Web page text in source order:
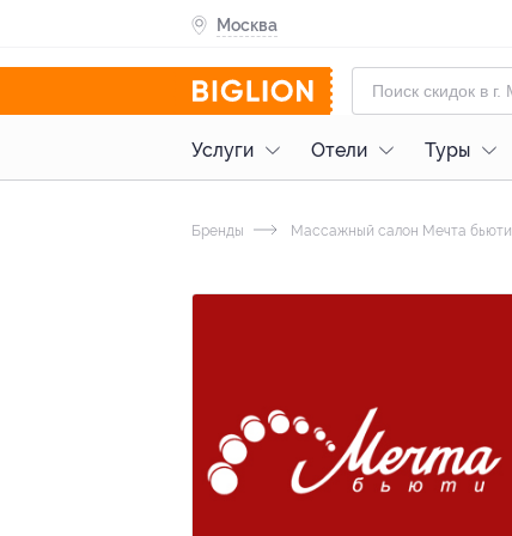
Москва
Услуги Отели Туры
Бренды Массажный салон Мечта бьюти